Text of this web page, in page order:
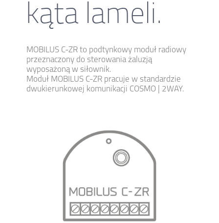
kąta lameli.
MOBILUS C-ZR to podtynkowy moduł radiowy
przeznaczony do sterowania żaluzją
wyposażoną w siłownik.
Moduł MOBILUS C-ZR pracuje w standardzie
dwukierunkowej komunikacji COSMO | 2WAY.